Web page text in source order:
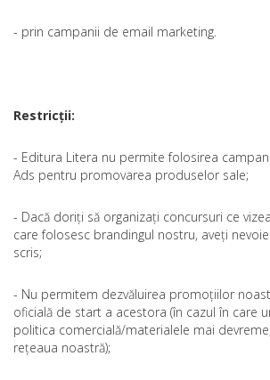
- prin campanii de email marketing.
Restricții:
- Editura Litera nu permite folosirea
Ads pentru promovarea produselor sale;
- Dacă doriți să organizați concursuri ce
care folosesc brandingul nostru, aveți
scris;
- Nu permitem dezvăluirea promoțiilor
oficială de start a acestora (în cazul în care
politica comercială/materialele mai
rețeaua noastră);